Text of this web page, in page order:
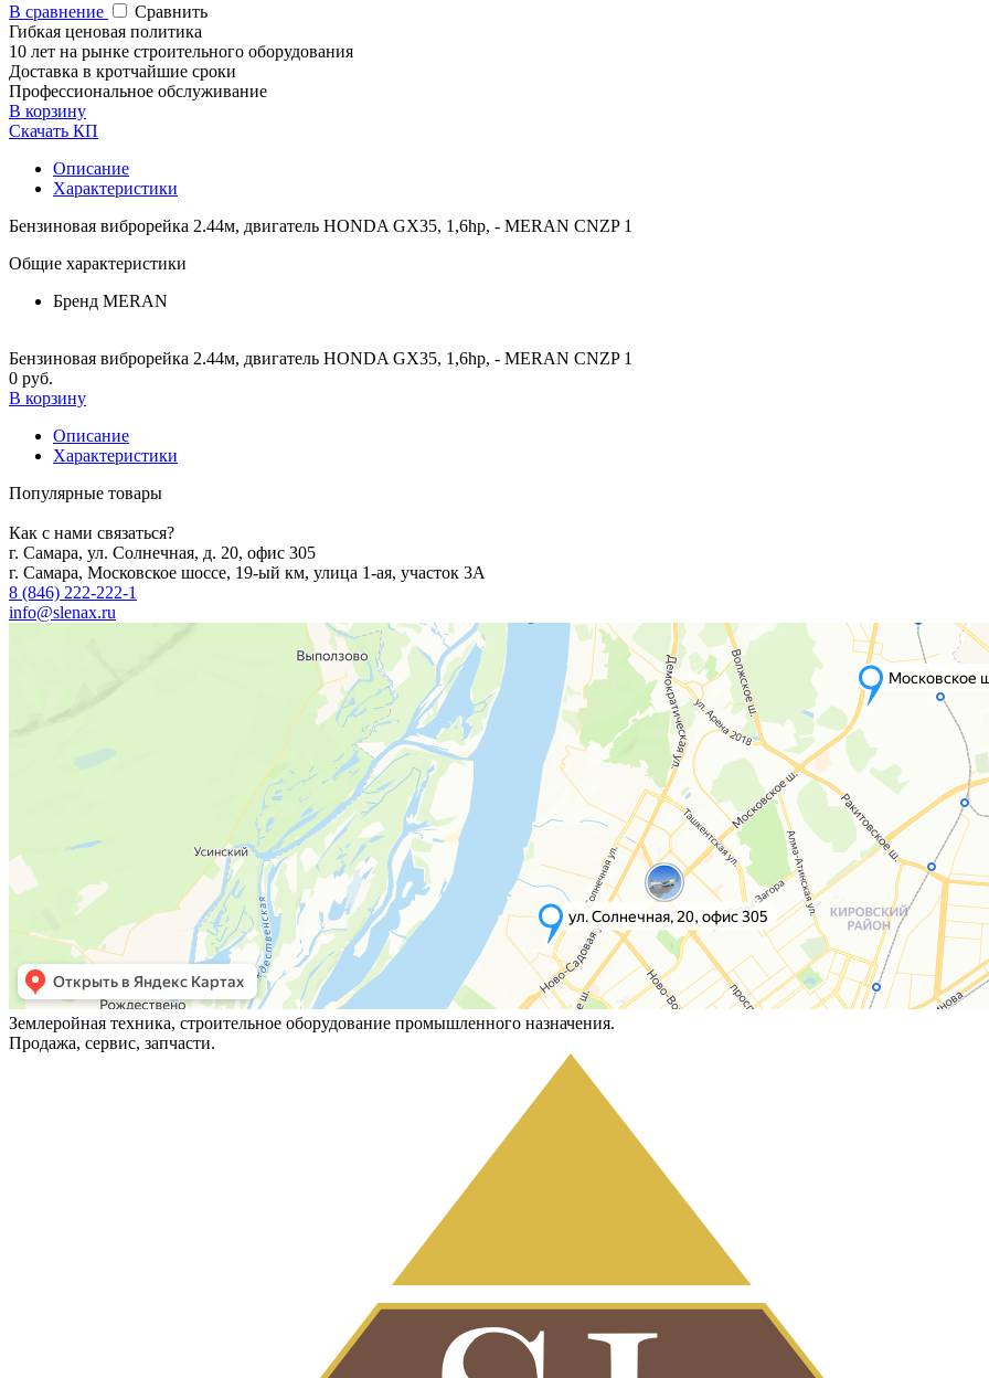
В сравнение
Сравнить
Гибкая ценовая политика
10 лет на рынке строительного оборудования
Доставка в кротчайшие сроки
Профессиональное обслуживание
В корзину
Скачать КП
Описание
Характеристики
Бензиновая виброрейка 2.44м, двигатель HONDA GX35, 1,6hp, - MERAN CNZP 1
Общие характеристики
Бренд MERAN
Бензиновая виброрейка 2.44м, двигатель HONDA GX35, 1,6hp, - MERAN CNZP 1
0 руб.
В корзину
Описание
Характеристики
Популярные товары
Как с нами связаться?
г. Самара, ул. Солнечная, д. 20, офис 305
г. Самара, Московское шоссе, 19-ый км, улица 1-ая, участок 3А
8 (846) 222-222-1
info@slenax.ru
Землеройная техника, строительное оборудование промышленного назначения.
Продажа, сервис, запчасти.